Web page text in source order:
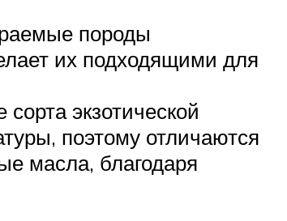
породы
их подходящими для
экзотической
поэтому отличаются
масла, благодаря